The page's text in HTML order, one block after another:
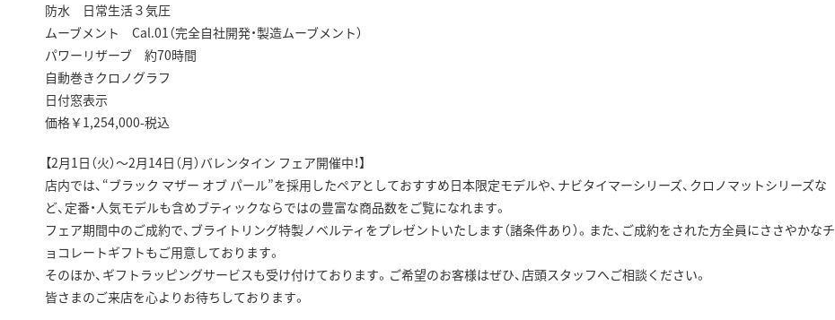
防水 日常生活３気圧
ムーブメント Cal.01（完全自社開発・製造ムーブメント）
パワーリザーブ 約70時間
自動巻きクロノグラフ
日付窓表示
価格￥1,254,000-税込
【2月1日（火）～2月14日（月）バレンタイン フェア開催中！】
店内では、“ブラック マザー オブ パール”を採用したペアとしておすすめ日本限定モデルや、ナビタイマーシリーズ、クロノマットシリーズな
ど、定番・人気モデルも含めブティックならではの豊富な商品数をご覧になれます。
フェア期間中のご成約で、ブライトリング特製ノベルティをプレゼントいたします（諸条件あり）。また、ご成約をされた方全員にささやかなチ
ョコレートギフトもご用意しております。
そのほか、ギフトラッピングサービスも受け付けております。ご希望のお客様はぜひ、店頭スタッフへご相談ください。
皆さまのご来店を心よりお待ちしております。